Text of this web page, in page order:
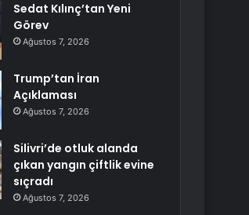
Sedat Kılınç’tan Yeni
Görev
Ağustos 7, 2026
Trump’tan İran
Açıklaması
Ağustos 7, 2026
Silivri’de otluk alanda
çıkan yangın çiftlik evine
sıçradı
Ağustos 7, 2026